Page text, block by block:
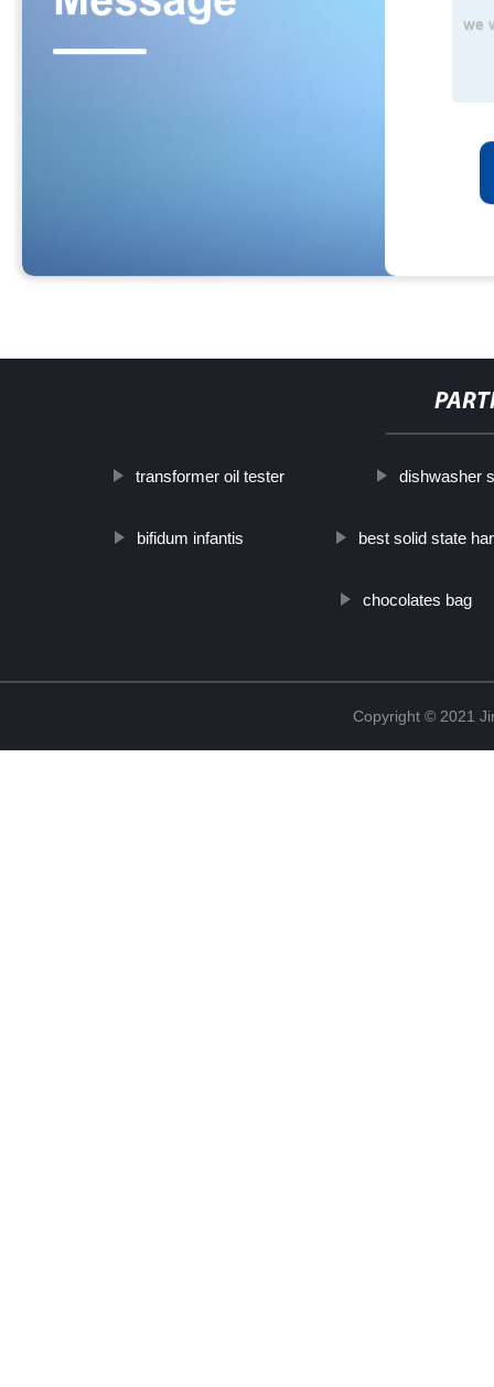
transformer oil tester dishwasher
bifidum infantis best solid state
chocolates bag
Copyright © 2021